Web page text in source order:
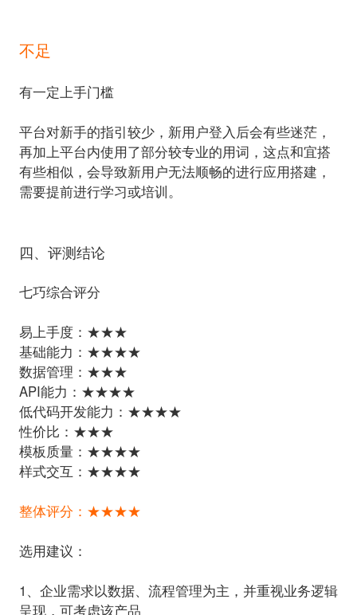
不足
有一定上手门槛
平台对新手的指引较少，新用户登入后会有些迷茫，
再加上平台内使用了部分较专业的用词，这点和宜搭
有些相似，会导致新用户无法顺畅的进行应用搭建，
需要提前进行学习或培训。
四、评测结论
七巧综合评分
易上手度：★★★
基础能力：★★★★
数据管理：★★★
API能力：★★★★
低代码开发能力：★★★★
性价比：★★★
模板质量：★★★★
样式交互：★★★★
整体评分：★★★★
选用建议：
1、企业需求以数据、流程管理为主，并重视业务逻辑
呈现，可考虑该产品